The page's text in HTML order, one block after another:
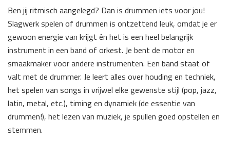
Ben jij ritmisch aangelegd? Dan is drummen iets voor jou!
Slagwerk spelen of drummen is ontzettend leuk, omdat je er
gewoon energie van krijgt én het is een heel belangrijk
instrument in een band of orkest. Je bent de motor en
smaakmaker voor andere instrumenten. Een band staat of
valt met de drummer. Je leert alles over houding en techniek,
het spelen van songs in vrijwel elke gewenste stijl (pop, jazz,
latin, metal, etc.), timing en dynamiek (de essentie van
drummen!), het lezen van muziek, je spullen goed opstellen en
stemmen.